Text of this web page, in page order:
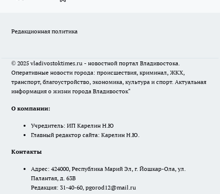
Редакционная политика
© 2025 vladivostoktimes.ru - новостной портал Владивостока.
Оперативные новости города: происшествия, криминал, ЖКХ,
транспорт, благоустройство, экономика, культура и спорт. Актуальная
информация о жизни города Владивосток"
О компании:
Учредитель: ИП Карелин Н.Ю
Главный редактор сайта: Карелин Н.Ю.
Контакты
Адрес: 424000, Республика Марий Эл, г. Йошкар-Ола, ул.
Палантая, д. 63В
Редакция: 31-40-60, pgorod12@mail.ru